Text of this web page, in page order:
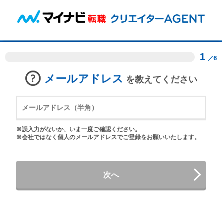
1 ／6
メールアドレス を教えてください
※誤入力がないか、いま一度ご確認ください。
※会社ではなく個人のメールアドレスでご登録をお願いいたします。
次へ